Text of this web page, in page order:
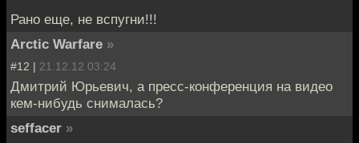
Рано еще, не вспугни!!!
Arctic Warfare »
#12 | 21.12.12 03:24
Дмитрий Юрьевич, а пресс-конференция на видео
кем-нибудь снималась?
seffacer »